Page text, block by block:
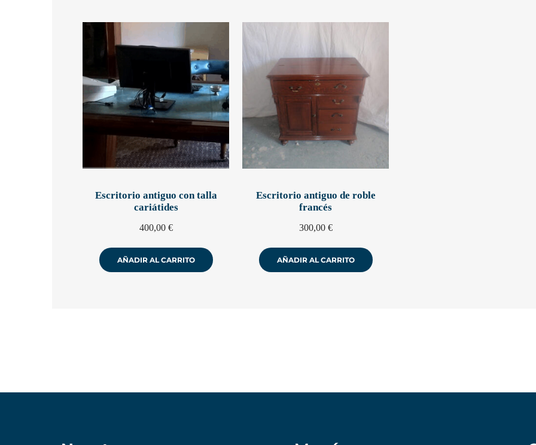
Escritorio antiguo con talla
cariátides
400,00 €
AÑADIR AL CARRITO
Escritorio antiguo de roble
francés
300,00 €
AÑADIR AL CARRITO